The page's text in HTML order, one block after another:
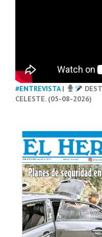
#ENTREVISTA|
CELESTE. (05-08-2026)